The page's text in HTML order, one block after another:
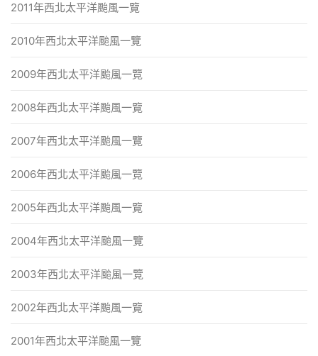
2011年西北太平洋颱風一覽
2010年西北太平洋颱風一覽
2009年西北太平洋颱風一覽
2008年西北太平洋颱風一覽
2007年西北太平洋颱風一覽
2006年西北太平洋颱風一覽
2005年西北太平洋颱風一覽
2004年西北太平洋颱風一覽
2003年西北太平洋颱風一覽
2002年西北太平洋颱風一覽
2001年西北太平洋颱風一覽